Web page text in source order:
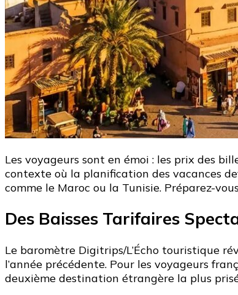
Les voyageurs sont en émoi : les prix des
contexte où la planification des vacances
comme le Maroc ou la Tunisie. Préparez-
Des Baisses Tarifaires
Le baromètre Digitrips/L’Écho touristique
l’année précédente. Pour les voyageurs
deuxième destination étrangère la plus